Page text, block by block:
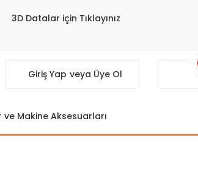
3D Datalar için Tıklayınız
Giriş Yap veya Üye Ol
ve Makine Aksesuarları